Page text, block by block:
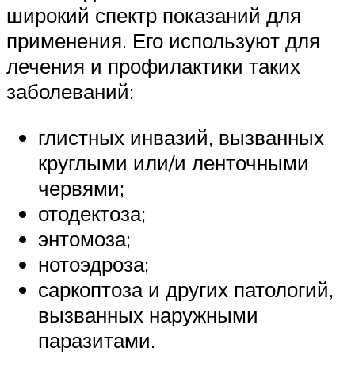
широкий спектр показаний для
применения. Его используют для
лечения и профилактики таких
заболеваний:
глистных инвазий, вызванных
круглыми или/и ленточными
червями;
отодектоза;
энтомоза;
нотоэдроза;
саркоптоза и других патологий,
вызванных наружными
паразитами.